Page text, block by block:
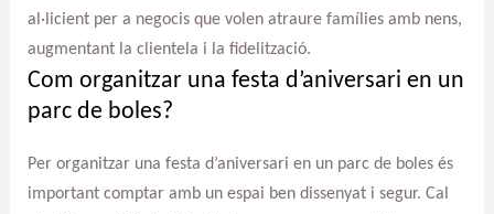
al·licient per a negocis que volen atraure famílies amb nens,
augmentant la clientela i la fidelització.
Com organitzar una festa d’aniversari en un
parc de boles?
Per organitzar una festa d’aniversari en un parc de boles és
important comptar amb un espai ben dissenyat i segur. Cal